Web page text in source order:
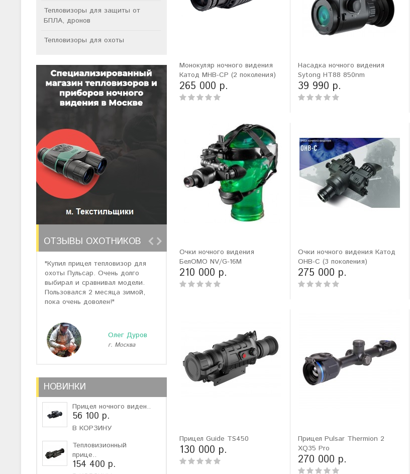
Тепловизоры для защиты от
БПЛА, дронов
Тепловизоры для охоты
ОТЗЫВЫ ОХОТНИКОВ
"Купил прицел тепловизор для
охоты Пульсар. Очень долго
выбирал и сравнивал модели.
Пользовался 2 месяца зимой,
пока очень доволен!"
Олег Дуров
г. Москва
"Отзывов о тепловизорах Atak не
много, но спасибо консультантам,
помогли подобрать отличную и
Виктор Жунов
г. Санкт-Петербург
"Искал универсальный
тепловизор для охоты днем и
ночью. Спасибо Семену за
Nocpix
г. Екатеринбург
НОВИНКИ
Прицел ночного виден..
56 100 р.
В КОРЗИНУ
Тепловизионный
прице..
154 400 р.
Монокуляр ночного видения
Катод МНВ-СР (2 поколения)
265 000 р.
Насадка ночного видения
Sytong HT88 850nm
39 990 р.
Очки ночного видения
БелОМО NV/G-16M
210 000 р.
Очки ночного видения Катод
ОНВ-С (3 поколения)
275 000 р.
Прицел Guide TS450
130 000 р.
Прицел Pulsar Thermion 2
XQ35 Pro
270 000 р.